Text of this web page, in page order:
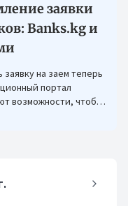
заявки
Banks.kg и
на заем теперь
портал
возможности, чтобы